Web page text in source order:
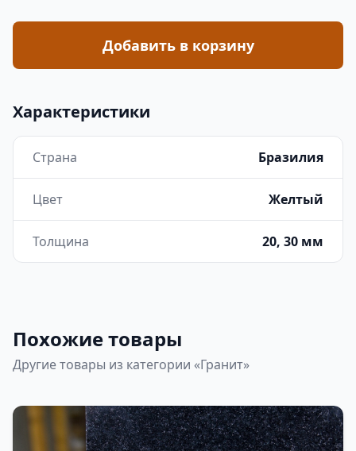
Добавить в корзину
Характеристики
Страна Бразилия
Цвет Желтый
Толщина 20, 30 мм
Похожие товары
Другие товары из категории «Гранит»